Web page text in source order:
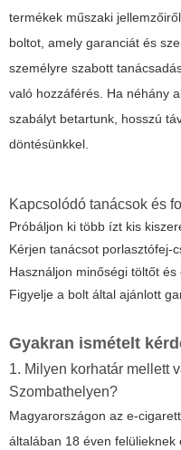
termékek műszaki
boltot, amely garanciát és
személyre szabott
való hozzáférés. Ha néhány
szabályt betartunk, hosszú
döntésünkkel.
Kapcsolódó tanácsok és
Próbáljon ki több ízt kis
Kérjen tanácsot porlasztófej-
Használjon minőségi töltőt és
Figyelje a bolt által ajánlott
Gyakran ismételt
1. Milyen korhatár mellett
Szombathelyen?
Magyarországon az e-
általában 18 éven